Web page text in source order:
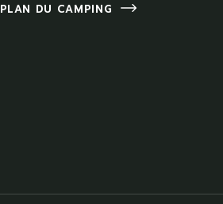
PLAN DU CAMPING